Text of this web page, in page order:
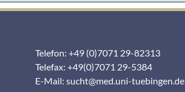
Telefon: +49 (0)7071 29-82313
Telefax: +49(0)7071 29-5384
E-Mail: sucht@med.uni-tuebingen.de